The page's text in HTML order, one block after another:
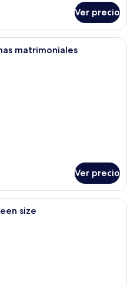
Ver precio
Habitación de hotel con dos camas,
matrimoniales
Ver precio
Un baño moderno con un espejo
size